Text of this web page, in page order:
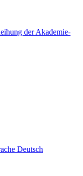
der Akademie-
Deutsch